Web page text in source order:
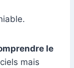
le
mais